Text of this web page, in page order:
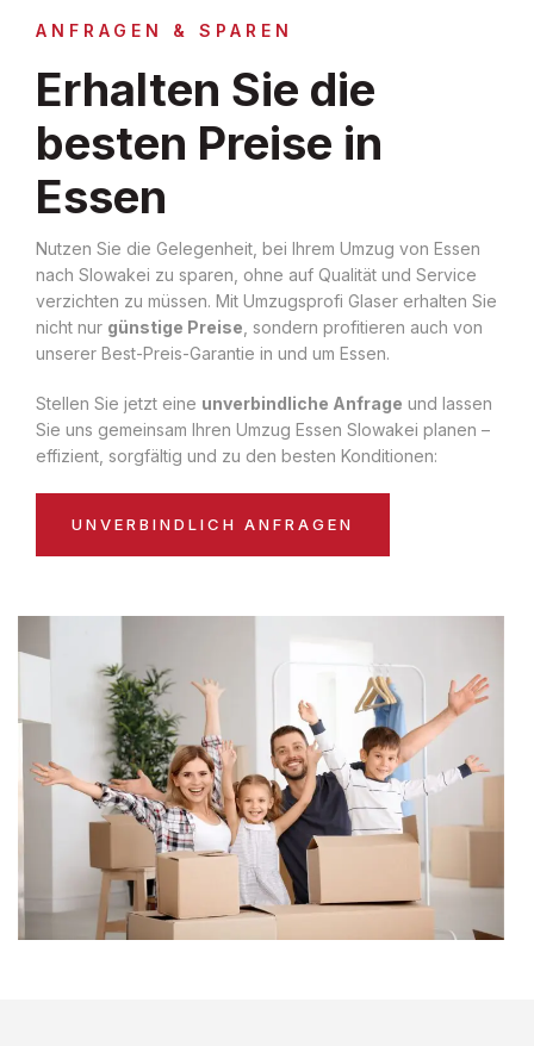
ANFRAGEN & SPAREN
Erhalten Sie die
besten Preise in
Essen
Nutzen Sie die Gelegenheit, bei Ihrem Umzug von Essen
nach Slowakei zu sparen, ohne auf Qualität und Service
verzichten zu müssen. Mit Umzugsprofi Glaser erhalten Sie
nicht nur günstige Preise , sondern profitieren auch von
unserer Best-Preis-Garantie in und um Essen.
Stellen Sie jetzt eine unverbindliche Anfrage und lassen
Sie uns gemeinsam Ihren Umzug Essen Slowakei planen –
effizient, sorgfältig und zu den besten Konditionen:
UNVERBINDLICH ANFRAGEN